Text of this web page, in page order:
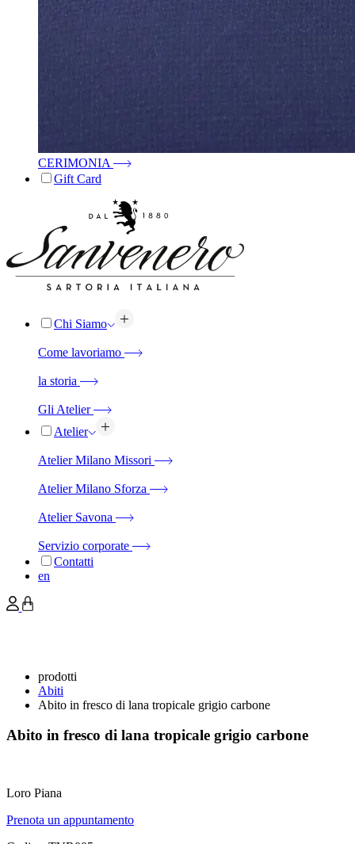
CERIMONIA
Gift Card
Chi Siamo
Come lavoriamo
la storia
Gli Atelier
Atelier
Atelier Milano Missori
Atelier Milano Sforza
Atelier Savona
Servizio corporate
Contatti
en
prodotti
Abiti
Abito in fresco di lana tropicale grigio carbone
Abito in fresco di lana tropicale grigio carbone
Loro Piana
Prenota un appuntamento